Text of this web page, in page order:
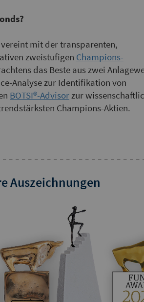
mit der transparenten,
zweistufigen Champions-
das Beste aus zwei
Analyse zur Identifikation von
BOTSI®-Advisorzur
Champions-Aktien.
Auszeichnungen